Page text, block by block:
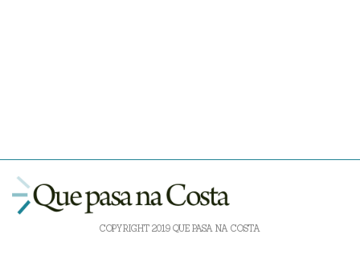
COPYRIGHT 2019 QUE PASA NA COSTA